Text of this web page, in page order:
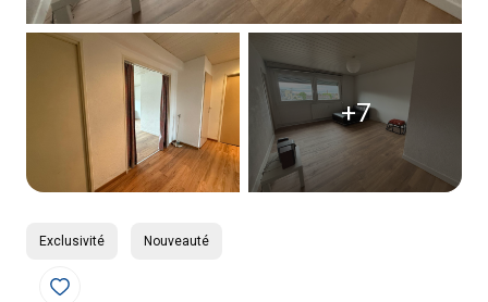
+7
Exclusivité Nouveauté